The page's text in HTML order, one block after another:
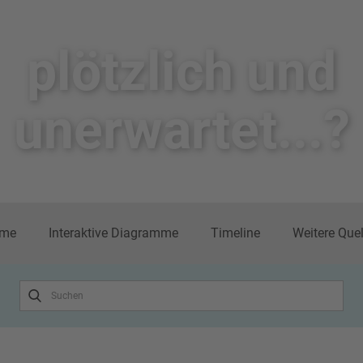
plötzlich un​d
unerwartet...?
Interaktive Diagramme Timeline Weitere